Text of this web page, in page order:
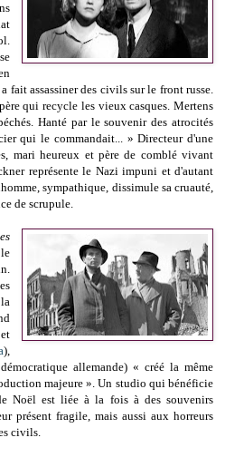
fait assassiner des civils sur le front russe.
qui recycle les vieux casques. Mertens
Hanté par le souvenir des atrocités
qui le commandait... » Directeur d'une
mari heureux et père de comblé vivant
représente le Nazi impuni et d'autant
sympathique, dissimule sa cruauté,
de scrupule.
),
allemande) « créé la même
majeure ». Un studio qui bénéficie
Noël est liée à la fois à des souvenirs
présent fragile, mais aussi aux horreurs
civils.